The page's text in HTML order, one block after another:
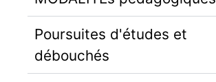
Poursuites d'études et
débouchés